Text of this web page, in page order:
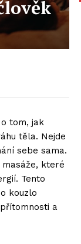
tom, jak
těla. Nejde
sebe sama.
které
Tento
kouzlo
a